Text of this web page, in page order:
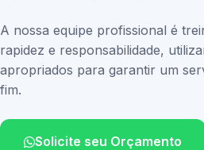
A nossa equipe profissional é
rapidez e responsabilidade,
apropriados para garantir um
fim.
Solicite seu Orçamento